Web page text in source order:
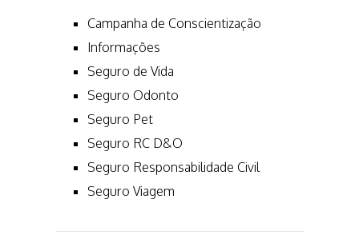
Campanha de Conscientização
Informações
Seguro de Vida
Seguro Odonto
Seguro Pet
Seguro RC D&O
Seguro Responsabilidade Civil
Seguro Viagem